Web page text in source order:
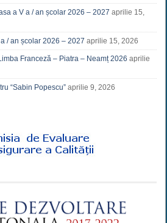
a V a / an școlar 2026 – 2027 aprilie 15,
/ an școlar 2026 – 2027 aprilie 15, 2026
Franceză – Piatra – Neamț 2026 aprilie
“Sabin Popescu” aprilie 9, 2026